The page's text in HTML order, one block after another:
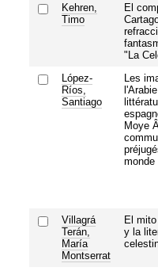
Kehren,
Timo
El
"La
López-
Ríos,
Santiago
Les
Moye
monde
Villagrá
Terán,
María
Montserrat
El
y la